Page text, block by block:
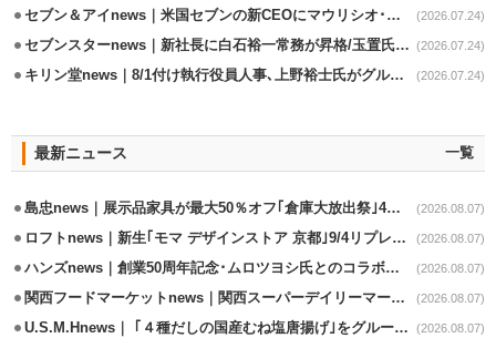
セブン＆アイnews｜米国セブンの新CEOにマウリシオ･レイバ氏 (2026.07.24)
セブンスターnews｜新社長に白石裕一常務が昇格/玉置氏は会長専任 (2026.07.24)
キリン堂news｜8/1付け執行役員人事､上野裕士氏がグループ法務部長兼務 (2026.07.24)
最新ニュース 一覧
島忠news｜展示品家具が最大50％オフ｢倉庫大放出祭｣4店舗限定で開催 (2026.08.07)
ロフトnews｜新生｢モマ デザインストア 京都｣9/4リプレイスオープン (2026.08.07)
ハンズnews｜創業50周年記念･ムロツヨシ氏とのコラボ企画｢ムロハンズ｣開催 (2026.08.07)
関西フードマーケットnews｜関西スーパーデイリーマート蒲生店8/7改装 (2026.08.07)
U.S.M.Hnews｜ ｢４種だしの国産むね塩唐揚げ｣をグループ610店で共同販促 (2026.08.07)